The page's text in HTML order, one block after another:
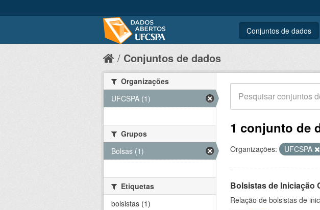
Conjuntos de dados
Conjuntos de dados
1 conjunto de
Organizações: UFCSPA
Bolsistas de Iniciação
Relação de bolsistas de
Organizações
UFCSPA (1)
Grupos
Bolsas (1)
Etiquetas
bolsistas (1)